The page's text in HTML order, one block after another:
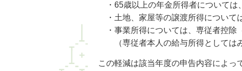
・65歳以上の年金所得者については
・土地、家屋等の譲渡所得について
・事業所得については、専従者控除
（専従者本人の給与所得としてはみ
この軽減は該当年度の申告内容によ